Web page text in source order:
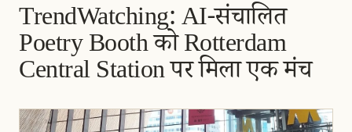
TrendWatching: AI-संचालित
Poetry Booth को Rotterdam
Central Station पर मिला एक मंच